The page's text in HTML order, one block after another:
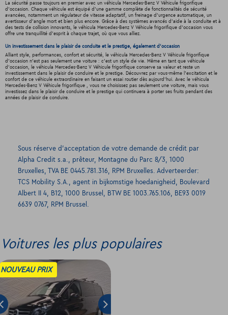
La sécurité passe toujours en premier avec un véhicula Mercedes-Benz V Véhicule frigorifique
d'occasion. Chaque véhicule est équipé d'une gamme complète de fonctionnalités de sécurité
avancées, notamment un régulateur de vitesse adaptatif, un freinage d'urgence automatique, un
avertisseur d'angle mort et bien plus encore. Grâce à des systèmes avancés d'aide à la conduite et à
des tests de collision innovants, le véhicula Mercedes-Benz V Véhicule frigorifique d'occasion vous
offre une tranquillité d'esprit à chaque trajet, où que vous alliez.
Un investissement dans le plaisir de conduite et le prestige, également d'occasion
Alliant style, performances, confort et sécurité, le véhicula Mercedes-Benz V Véhicule frigorifique
d'occasion n'est pas seulement une voiture : c'est un style de vie. Même en tant que véhicule
d'occasion, le véhicula Mercedes-Benz V Véhicule frigorifique conserve sa valeur et reste un
investissement dans le plaisir de conduire et le prestige. Découvrez par vous-même l'excitation et le
confort de ce véhicule extraordinaire en faisant un essai routier dès aujourd'hui. Avec le véhicula
Mercedes-Benz V Véhicule frigorifique , vous ne choisissez pas seulement une voiture, mais vous
investissez dans le plaisir de conduire et le prestige qui continuera à porter ses fruits pendant des
années de plaisir de conduire.
Sous réserve d’acceptation de votre demande de crédit par
Alpha Credit s.a., prêteur, Montagne du Parc 8/3, 1000
Bruxelles, TVA BE 0445.781.316, RPM Bruxelles. Adverteerder:
TCS Mobility S.A., agent in bijkomstige hoedanigheid, Boulevard
Albert II 4, B12, 1000 Brussel, BTW BE 1003.765.106, BE93 0019
6639 0767, RPM Brussel.
Voitures les plus populaires
NOUVEAU PRIX